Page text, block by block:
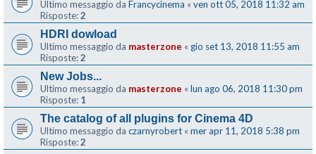
Ultimo messaggio da Francycinema « ven ott 05, 2018 11:32 am
Risposte:2
HDRI dowload
Ultimo messaggio da masterzone « gio set 13, 2018 11:55 am
Risposte:2
New Jobs...
Ultimo messaggio da masterzone « lun ago 06, 2018 11:30 pm
Risposte: 1
The catalog of all plugins for Cinema 4D
Ultimo messaggio da czarnyrobert « mer apr 11, 2018 5:38 pm
Risposte:2